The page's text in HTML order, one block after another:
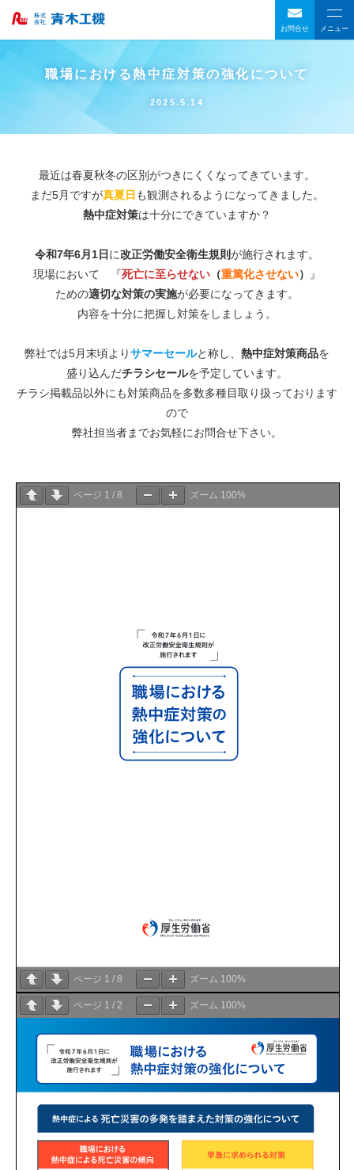
お問合せ メニュー
職場における熱中症対策の強化について
2025.5.14
最近は春夏秋冬の区別がつきにくくなってきています。
まだ5月ですが真夏日 も観測されるようになってきました。
熱中症対策は十分にできていますか？
令和7年6月1日 に改正労働安全衛生規則が施行されます。
現場において 『死亡に至らせない （重篤化させない）
』
ための適切な対策の実施が必要になってきます。
内容を十分に把握し対策をしましょう。
弊社では5月末頃よりサマーセールと称し、 熱中症対策商品を
盛り込んだチラシセールを予定しています。
チラシ掲載品以外にも対策商品を多数多種目取り扱っております
ので
弊社担当者までお気軽にお問合せ下さい。
ページ 1 / 8 ズーム 100%
ページ 1 / 8 ズーム 100%
ページ 1 / 2 ズーム 100%